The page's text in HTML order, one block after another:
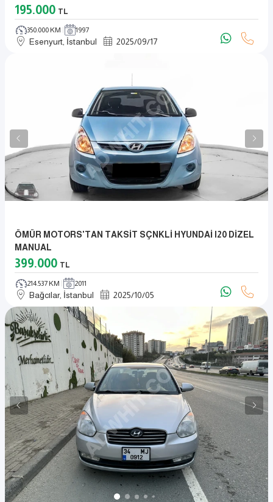
195.000 TL
350.000 KM 1997
Esenyurt, İstanbul 2025/09/17
ÖMÜR MOTORS'TAN TAKSİT SÇNKLİ HYUNDAİ I20 DİZEL
MANUAL
399.000 TL
214.537 KM 2011
Bağcılar, İstanbul 2025/10/05